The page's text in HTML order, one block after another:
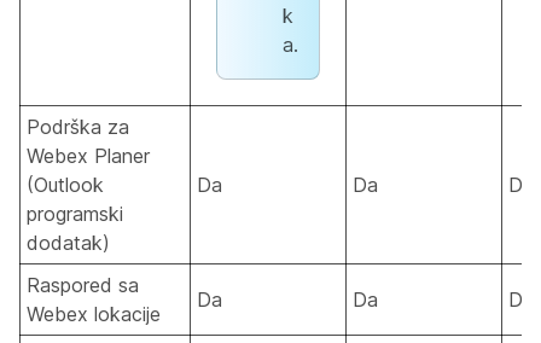
k
a.
Podrška za
Webex Planer
(Outlook
programski
dodatak)
Da Da Da
Raspored sa
Webex lokacije
Da Da Da